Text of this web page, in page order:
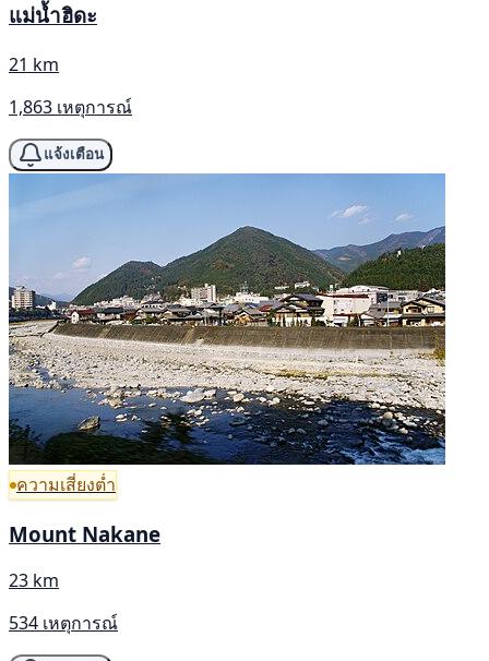
แม่น้ำฮิดะ
21 km
1,863 เหตุการณ์
แจ้งเตือน
ความเสี่ยงต่ำ
Mount Nakane
23 km
534 เหตุการณ์